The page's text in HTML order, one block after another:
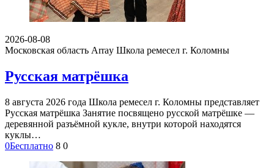
2026-08-08
Московская область Array Школа ремесел г. Коломны
Русская матрёшка
8 августа 2026 года Школа ремесел г. Коломны представляет
Русская матрёшка Занятие посвящено русской матрёшке —
деревянной разъёмной кукле, внутри которой находятся
куклы…
0Бесплатно 8 0